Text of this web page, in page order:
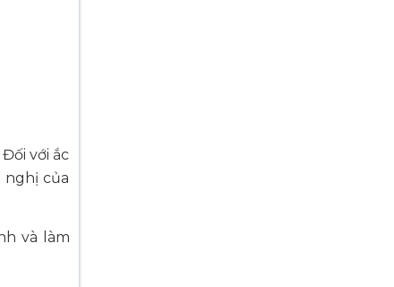
với ắc
nghị của
và làm